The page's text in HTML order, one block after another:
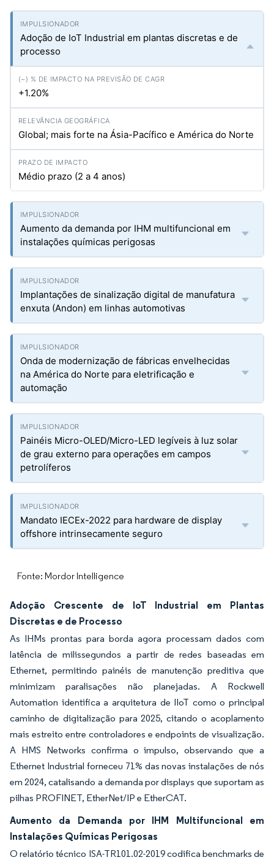
Adoção de IoT Industrial em plantas discretas e de
processo
+1.20%
Global; mais forte na Ásia-Pacífico e América do Norte
Médio prazo (2 a 4 anos)
Aumento da demanda por IHM multifuncional em
instalações químicas perigosas
Implantações de sinalização digital de manufatura
enxuta (Andon) em linhas automotivas
Onda de modernização de fábricas envelhecidas
na América do Norte para eletrificação e
automação
Painéis Micro-OLED/Micro-LED legíveis à luz solar
de grau externo para operações em campos
petrolíferos
Mandato IECEx-2022 para hardware de display
offshore intrinsecamente seguro
Fonte: Mordor Intelligence
Adoção Crescente de IoT Industrial em Plantas
Discretas e de Processo
As IHMs prontas para borda agora processam dados com
latência de milissegundos a partir de redes baseadas em
Ethernet, permitindo painéis de manutenção preditiva que
minimizam paralisações não planejadas. A Rockwell
Automation identifica a arquitetura de IIoT como o principal
caminho de digitalização para 2025, citando o acoplamento
mais estreito entre controladores e endpoints de visualização.
A HMS Networks confirma o impulso, observando que a
Ethernet Industrial forneceu 71% das novas instalações de nós
em 2024, catalisando a demanda por displays que suportam as
pilhas PROFINET, EtherNet/IP e EtherCAT.
Aumento da Demanda por IHM Multifuncional em
Instalações Químicas Perigosas
O relatório técnico ISA-TR101.02-2019 codifica benchmarks de